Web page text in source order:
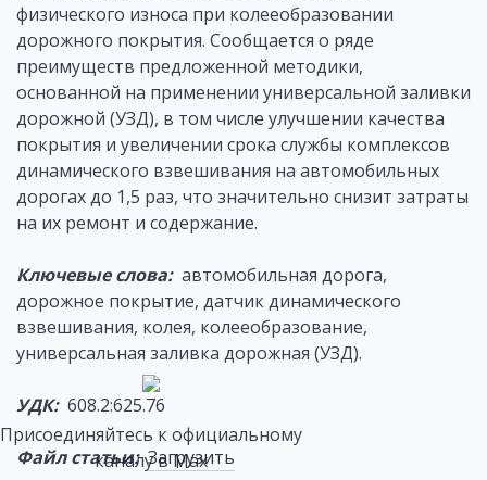
физического износа при колееобразовании
дорожного покрытия. Сообщается о ряде
преимуществ предложенной методики,
основанной на применении универсальной заливки
дорожной (УЗД), в том числе улучшении качества
покрытия и увеличении срока службы комплексов
динамического взвешивания на автомобильных
дорогах до 1,5 раз, что значительно снизит затраты
на их ремонт и содержание.
Ключевые слова:автомобильная дорога,
дорожное покрытие, датчик динамического
взвешивания, колея, колееобразование,
универсальная заливка дорожная (УЗД).
УДК:608.2:625.76
Файл статьи: Загрузить
Присоединяйтесь к официальному
каналу в Max